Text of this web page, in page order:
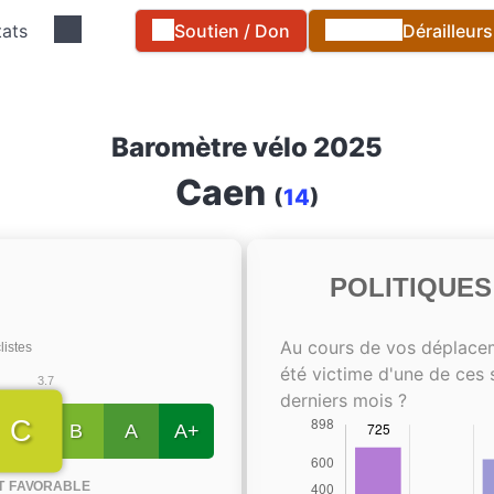
Soutien / Don
Baromètre vélo 2025
Caen (14)
3.7
C
FAVORABLE
B A A+
Au cours de vos
été victime d'une de ces
derniers mois ?